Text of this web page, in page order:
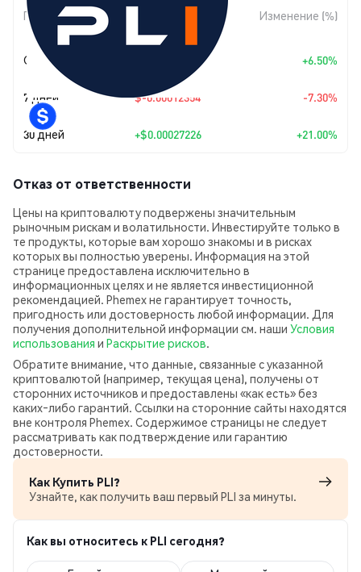
Период
Изменение
Изменение (%)
Сегодня +6.50%
7 дней $-0.00012354 -7.30%
30 дней +$0.00027226 +21.00%
Отказ от ответственности
Цены на криптовалюту подвержены значительным
рыночным рискам и волатильности. Инвестируйте только в
те продукты, которые вам хорошо знакомы и в рисках
которых вы полностью уверены. Информация на этой
странице предоставлена исключительно в
информационных целях и не является инвестиционной
рекомендацией. Phemex не гарантирует точность,
пригодность или достоверность любой информации. Для
получения дополнительной информации см. наши Условия
использования и Раскрытие рисков.
Обратите внимание, что данные, связанные с указанной
криптовалютой (например, текущая цена), получены от
сторонних источников и предоставлены «как есть» без
каких‑либо гарантий. Ссылки на сторонние сайты находятся
вне контроля Phemex. Содержимое страницы не следует
рассматривать как подтверждение или гарантию
достоверности.
Как Купить PLI?
Узнайте, как получить ваш первый PLI за минуты.
Как вы относитесь к PLI сегодня?